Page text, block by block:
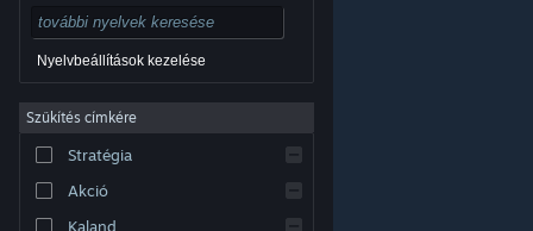
védjegyek jogos tulajdonosaiké az Egyesült
szabályzat
| Jogi információk
Steam előfizetői szerződés
Nyelvbeállítások kezelése
Szűkítés címkére
Stratégia
Akció
Kaland